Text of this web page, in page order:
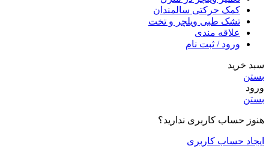
کمک حرکتی سالمندان
تشک طبی ویلچر و تخت
علاقه مندی
ورود / ثبت نام
سبد خرید
بستن
ورود
بستن
هنوز حساب کاربری ندارید؟
ایجاد حساب کاربری